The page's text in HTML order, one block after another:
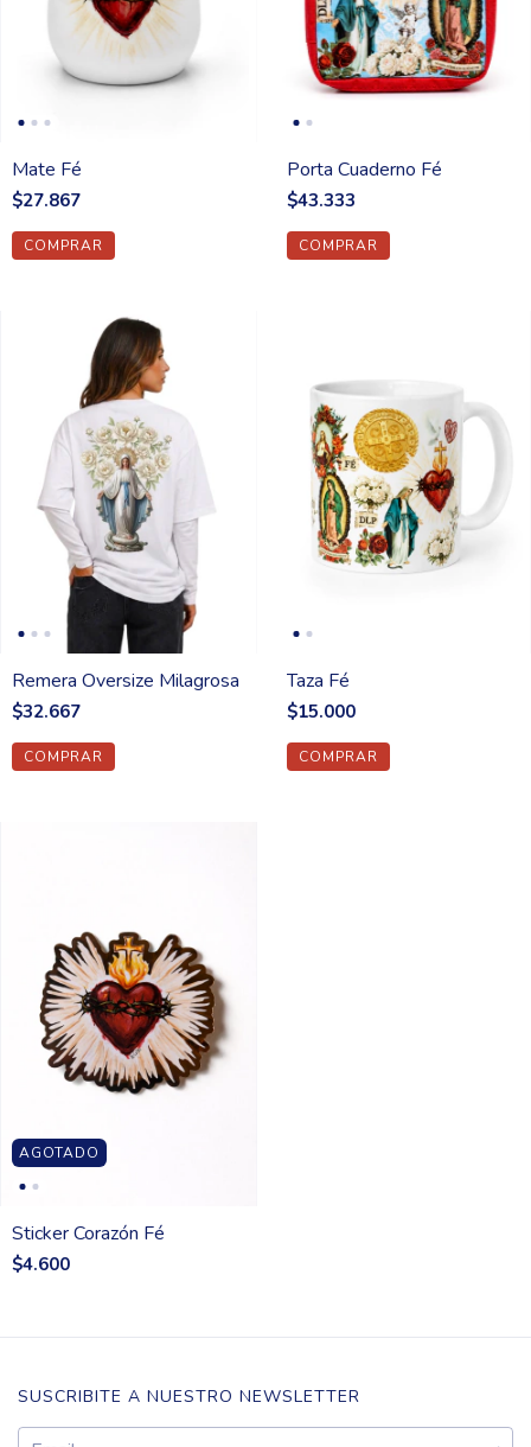
Mate Fé
$27.867
Porta Cuaderno Fé
$43.333
Remera Oversize Milagrosa
$32.667
COMPRAR
Taza Fé
$15.000
AGOTADO
Sticker Corazón Fé
$4.600
SUSCRIBITE A NUESTRO NEWSLETTER